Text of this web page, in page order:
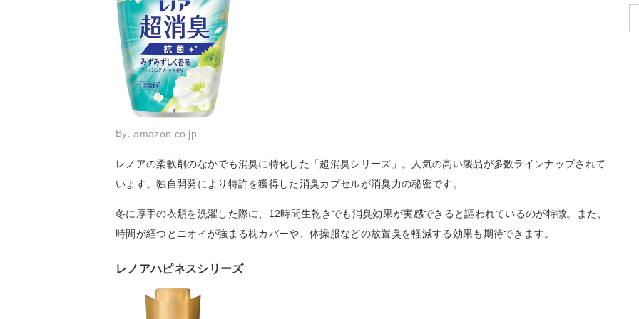
By:amazon.co.jp
レノアの柔軟剤のなかでも消臭に特化した「超消臭シリーズ」。人気の高い製品が多数ラインナップされて
います。独自開発により特許を獲得した消臭カプセルが消臭力の秘密です。
冬に厚手の衣類を洗濯した際に、12時間生乾きでも消臭効果が実感できると謳われているのが特徴。また、
時間が経つとニオイが強まる枕カバーや、体操服などの放置臭を軽減する効果も期待できます。
レノアハピネスシリーズ